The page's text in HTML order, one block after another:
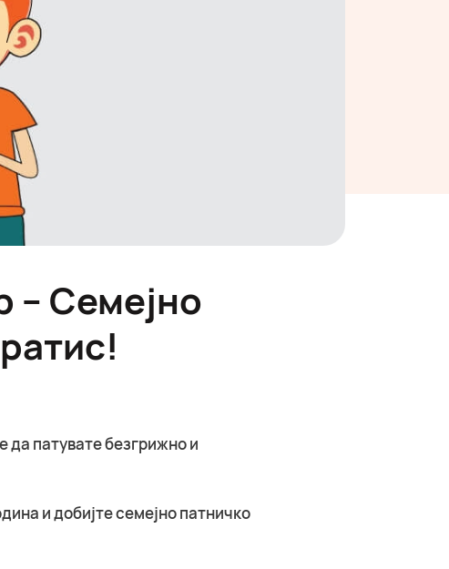
– Семејно
да патувате безгрижно и
и добијте семејно патничко